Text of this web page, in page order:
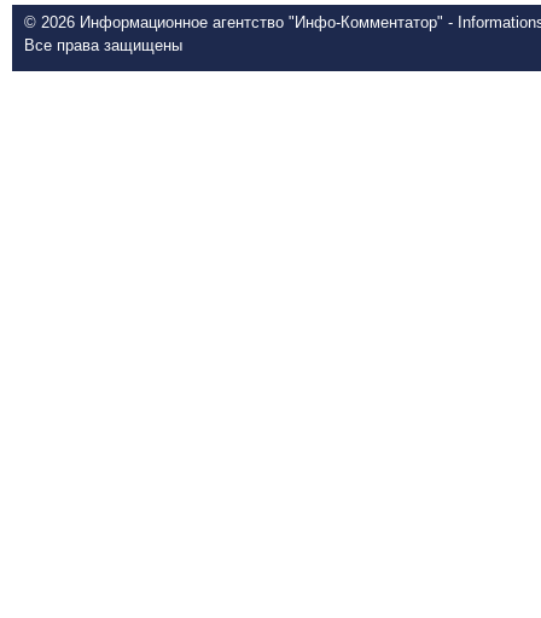
© 2026 Информационное агентство "Инфо-Комментатор" -
Все права защищены